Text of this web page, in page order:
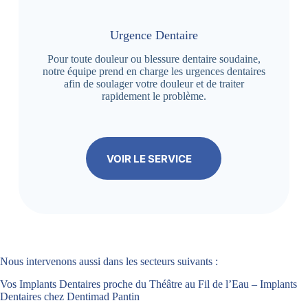
Urgence Dentaire
Pour toute douleur ou blessure dentaire soudaine,
notre équipe prend en charge les urgences dentaires
afin de soulager votre douleur et de traiter
rapidement le problème.
VOIR LE SERVICE
Nous intervenons aussi dans les secteurs suivants :
Vos Implants Dentaires proche du Théâtre au Fil de l’Eau – Implants
Dentaires chez Dentimad Pantin